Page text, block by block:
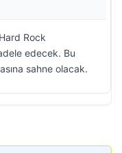
Rock
edecek. Bu
sahne olacak.